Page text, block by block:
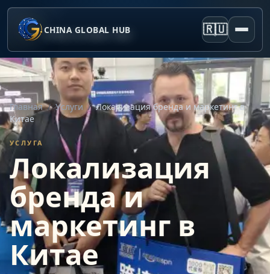
CHINA GLOBAL HUB 🇷🇺
Главная / Услуги / Локализация бренда и маркетинг в
Китае
УСЛУГА
Локализация
бренда и
маркетинг в
Китае